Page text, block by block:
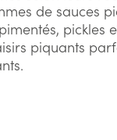
de sauces
pickles
piquants